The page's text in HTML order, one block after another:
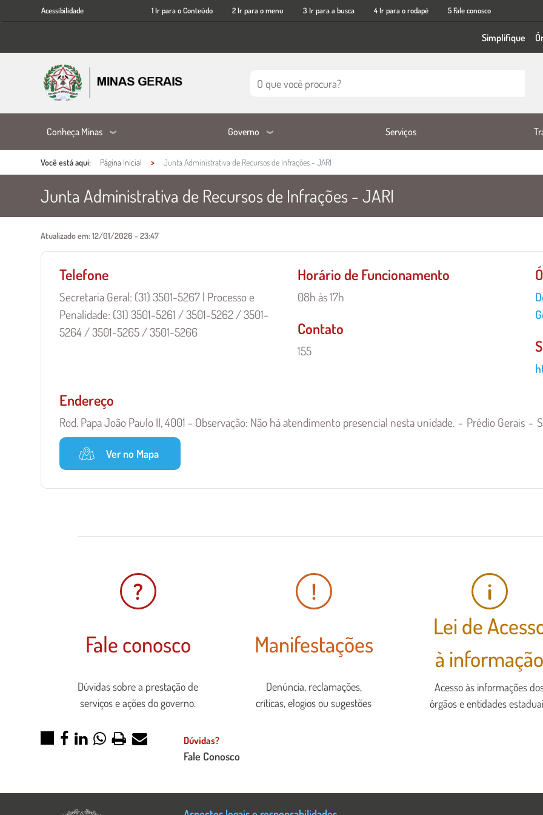
para
conteúdo
Acessibilidade
Acessibilidade 1 Ir para o Conteúdo 2 Ir para o menu 3 Ir para a busca 4 Ir para o rodapé 5 Fale conosco
Simplifique
Conheça Minas Governo Serviços
Você está aqui: Página Inicial Junta Administrativa de Recursos de Infrações - JARI
Junta Administrativa de Recursos de Infrações - JARI
Conteúdo Principal
Atualizado em: 12/01/2026 - 23:47
Telefone
Secretaria Geral: (31) 3501-5267 | Processo e
Penalidade: (31) 3501-5261 / 3501-5262 / 3501-
5264 / 3501-5265 / 3501-5266
Horário de Funcionamento
08h às 17h
Contato
155
Endereço
Rod. Papa João Paulo II, 4001 - Observação: Não há atendimento presencial nesta unidade. Prédio Gerais
Ver no Mapa
?
Fale conosco
Dúvidas sobre a prestação de
serviços e ações do governo.
!
Manifestações
Denúncia, reclamações,
críticas, elogios ou sugestões
i
Lei de
à informação
Acesso às informações
órgãos e entidades
Dúvidas?
Fale Conosco